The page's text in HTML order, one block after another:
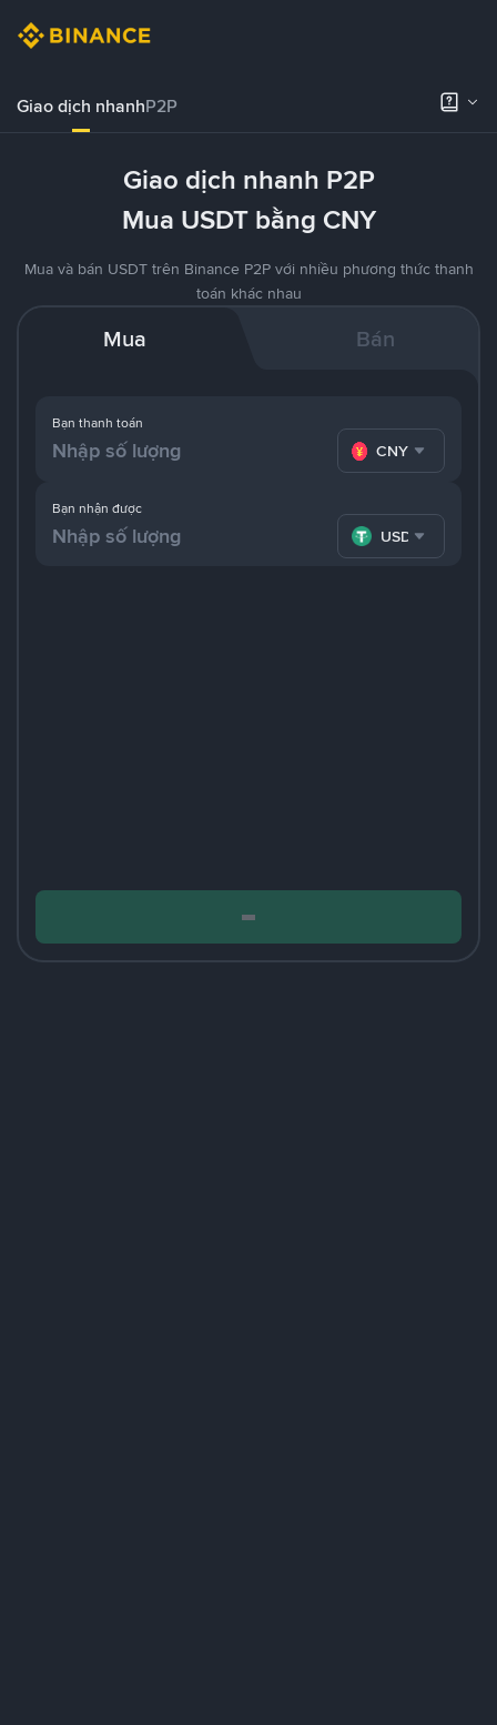
Giao dịch nhanhP2P
Giao dịch nhanh P2P
Mua USDT bằng CNY
Mua và bán USDT trên Binance P2P với nhiều phương thức thanh
toán khác nhau
Mua Bán
Bạn thanh toán
CNY
Bạn nhận được
USDT